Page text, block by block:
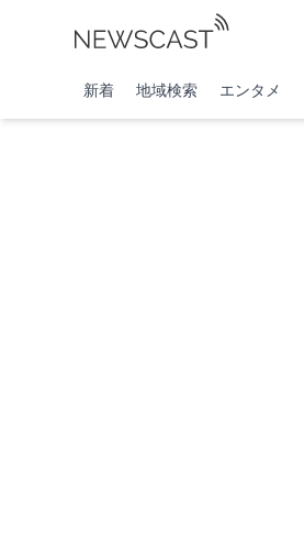
新着 地域検索 エンタメ